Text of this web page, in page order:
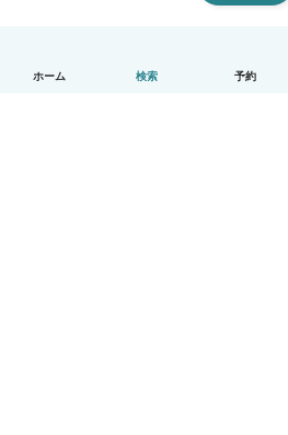
ホーム 検索 予約